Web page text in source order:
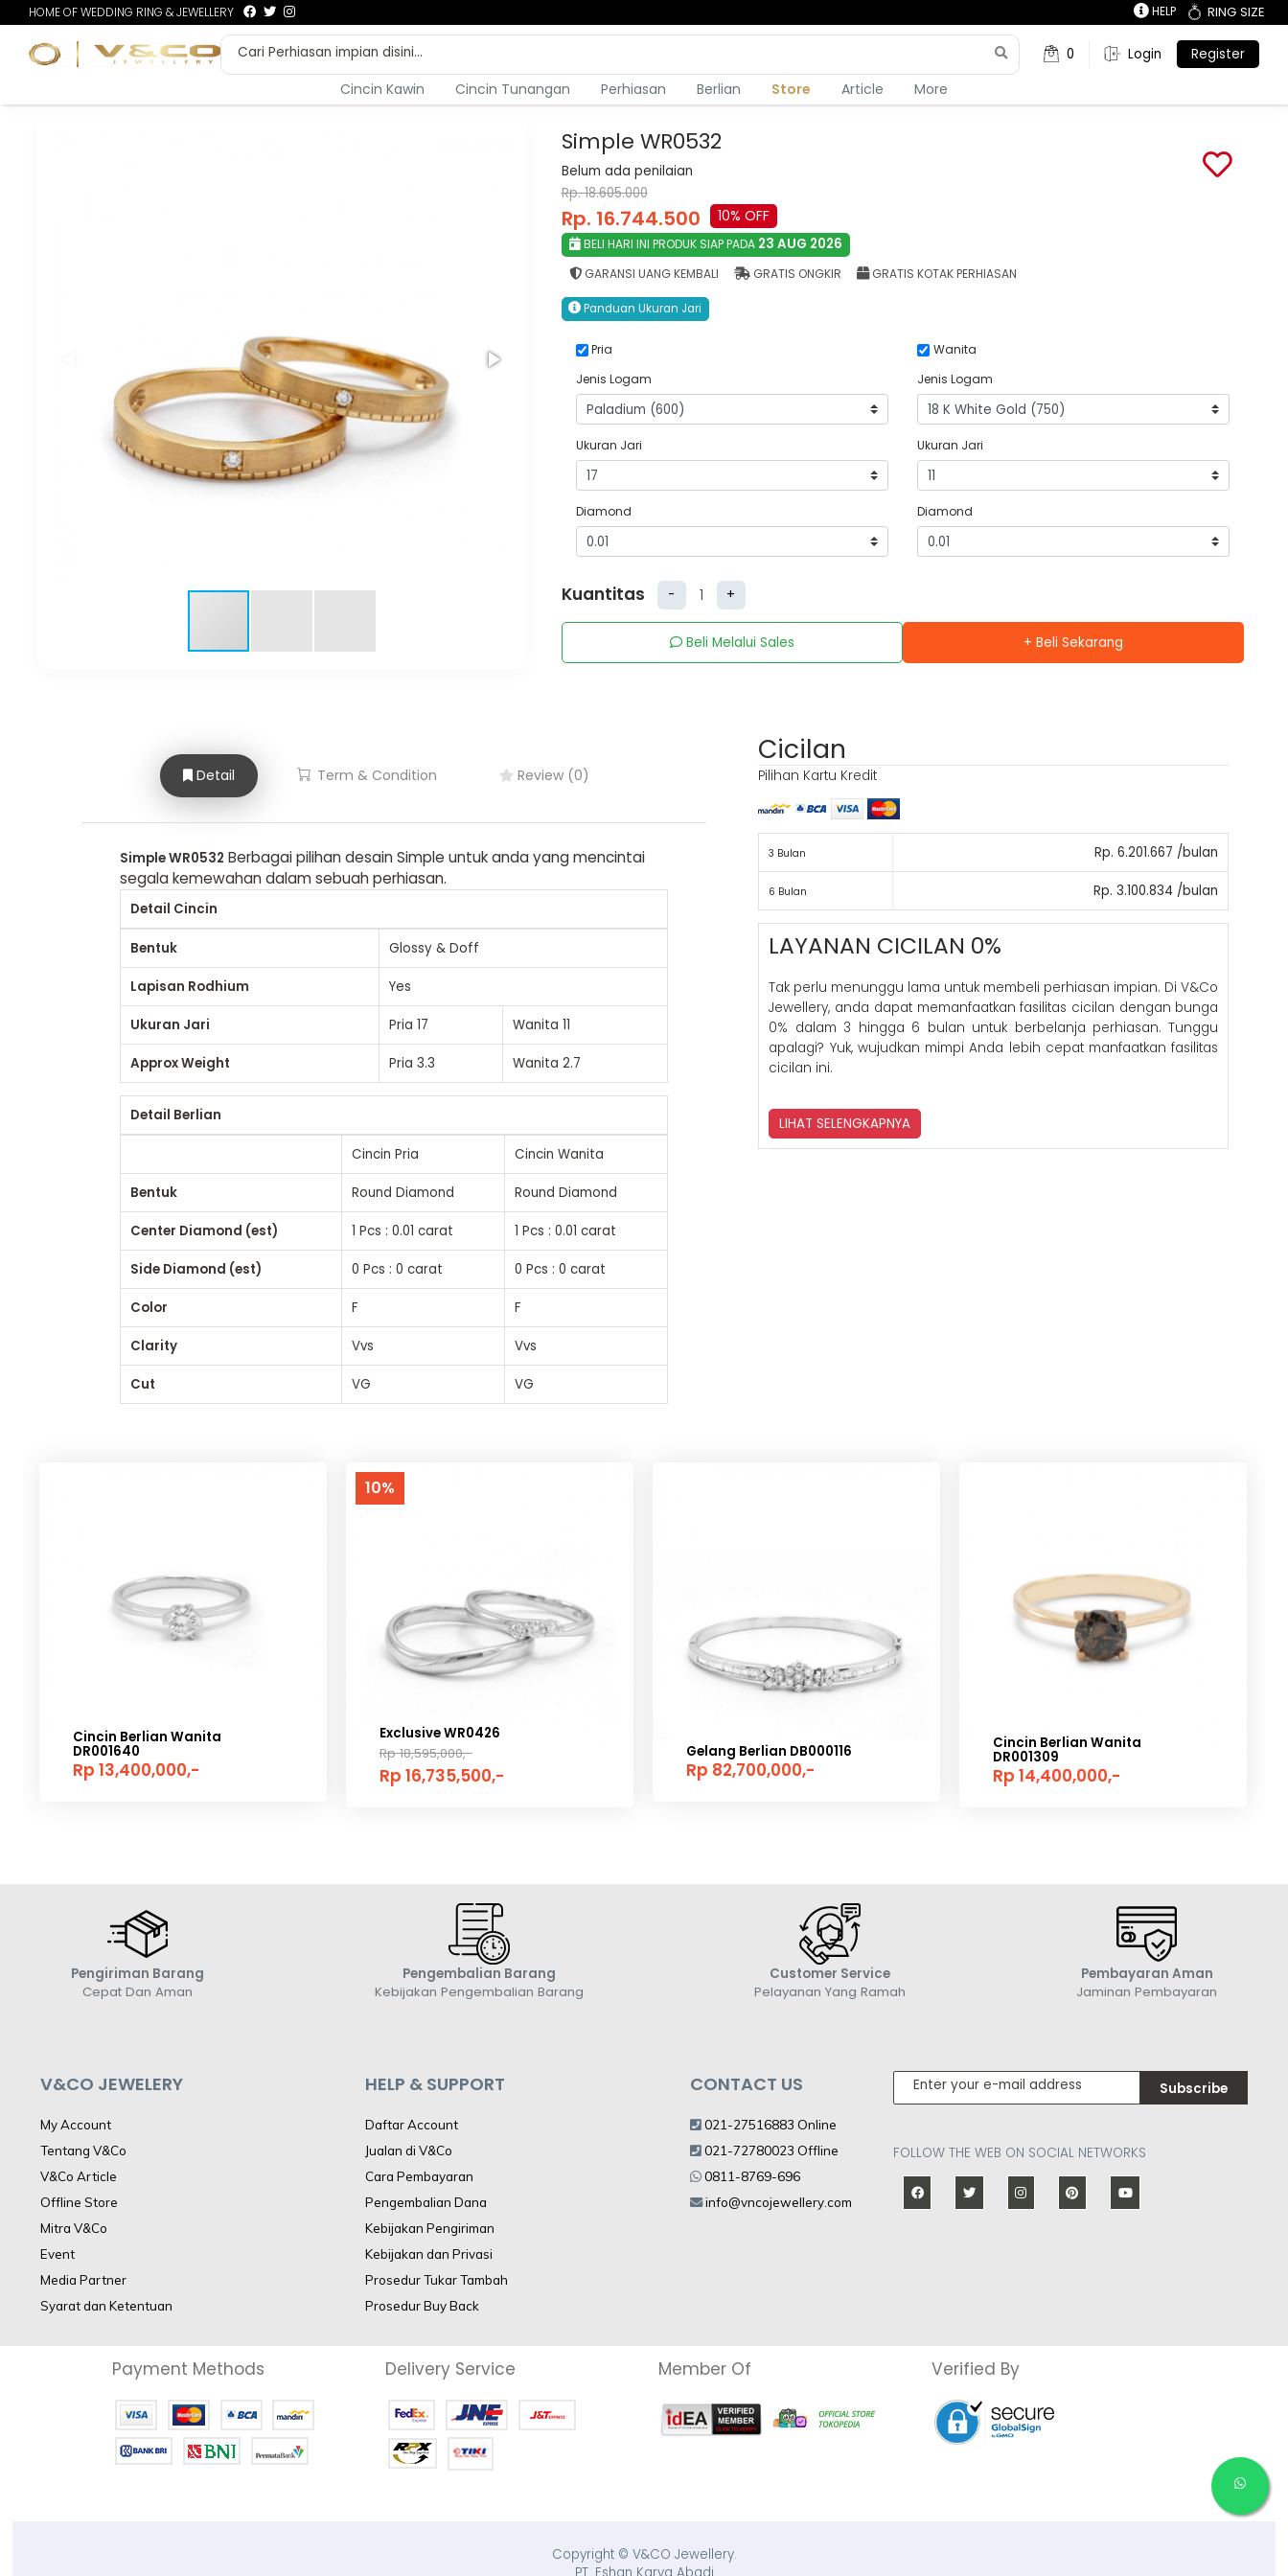
HOME OF WEDDING RING & JEWELLERY HELP RING SIZE
0 Login Register
Cincin Kawin Cincin Tunangan Perhiasan Berlian Store Article More
Simple WR0532
Belum ada penilaian
Rp. 18.605.000
Rp. 16.744.500 10% OFF
BELI HARI INI PRODUK SIAP PADA 23 AUG 2026
GARANSI UANG KEMBALI GRATIS ONGKIR GRATIS KOTAK PERHIASAN
Panduan Ukuran Jari
Pria
Jenis Logam
Ukuran Jari
Diamond
Wanita
Jenis Logam
Ukuran Jari
Diamond
Kuantitas - +
Beli Melalui Sales + Beli Sekarang
Detail Term & Condition Review (0)
Simple WR0532 Berbagai pilihan desain Simple untuk anda yang mencintai
segala kemewahan dalam sebuah perhiasan.
Detail Cincin
Bentuk Glossy & Doff
Lapisan Rodhium Yes
Ukuran Jari Pria 17 Wanita 11
Approx Weight Pria 3.3 Wanita 2.7
Detail Berlian
Cincin Pria Cincin Wanita
Bentuk Round Diamond Round Diamond
Center Diamond (est) 1 Pcs : 0.01 carat 1 Pcs : 0.01 carat
Side Diamond (est) 0 Pcs : 0 carat 0 Pcs : 0 carat
Color F F
Clarity Vvs Vvs
Cut VG VG
Cicilan
Pilihan Kartu Kredit
3 Bulan Rp. 6.201.667 /bulan
6 Bulan Rp. 3.100.834 /bulan
LAYANAN CICILAN 0%
Tak perlu menunggu lama untuk membeli perhiasan impian. Di V&Co
Jewellery, anda dapat memanfaatkan fasilitas cicilan dengan bunga
0% dalam 3 hingga 6 bulan untuk berbelanja perhiasan. Tunggu
apalagi? Yuk, wujudkan mimpi Anda lebih cepat manfaatkan fasilitas
cicilan ini.
LIHAT SELENGKAPNYA
Cincin Berlian Wanita
DR001640
Rp 13,400,000,-
10%
Exclusive WR0426
Rp 18,595,000,-
Rp 16,735,500,-
Gelang Berlian DB000116
Rp 82,700,000,-
Cincin Berlian Wanita
DR001309
Rp 14,400,000,-
Pengiriman Barang
Cepat Dan Aman
Pengembalian Barang
Kebijakan Pengembalian Barang
Customer Service
Pelayanan Yang Ramah
Pembayaran Aman
Jaminan Pembayaran
V&CO JEWELERY
My Account
Tentang V&Co
V&Co Article
Offline Store
Mitra V&Co
Event
Media Partner
Syarat dan Ketentuan
HELP & SUPPORT
Daftar Account
Jualan di V&Co
Cara Pembayaran
Pengembalian Dana
Kebijakan Pengiriman
Kebijakan dan Privasi
Prosedur Tukar Tambah
Prosedur Buy Back
CONTACT US
021-27516883 Online
021-72780023 Offline
0811-8769-696
info@vncojewellery.com
Subscribe
FOLLOW THE WEB ON SOCIAL NETWORKS
Payment Methods Delivery Service Member Of Verified By
Copyright © V&CO Jewellery.